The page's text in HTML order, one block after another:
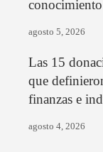
conocimiento
agosto 5, 2026
Las 15
que
finanzas e
agosto 4, 2026